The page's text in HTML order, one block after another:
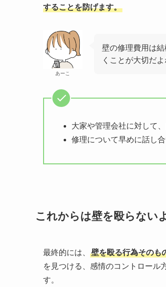
することを防げます。
あーこ
壁の修理費用は
くことが大切だよ
大家や管理会社に対して
修理について早めに話し
これからは壁を殴らない
最終的には、 壁を殴る行為そのも
を見つける、感情のコントロール
す。